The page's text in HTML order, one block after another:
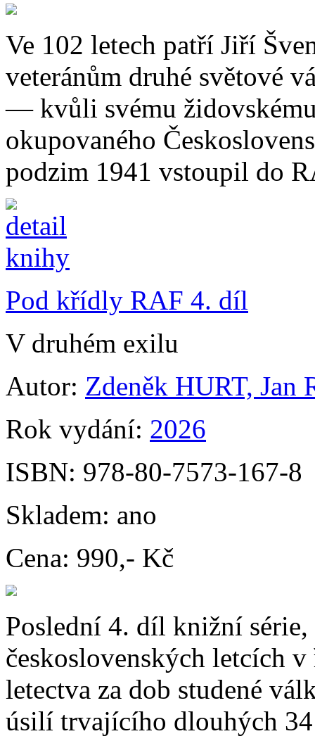
Ve 102 letech patří Jiří
veteránům druhé světové
— kvůli svému
okupovaného
podzim 1941 vstoupil do
Pod křídly RAF 4. díl
V druhém exilu
Autor: Zdeněk HURT, Jan
Rok vydání: 2026
ISBN: 978-80-7573-167-8
Skladem: ano
Cena: 990,- Kč
Poslední 4. díl knižní
československých letcích
letectva za dob studené
úsilí trvajícího dlouhých